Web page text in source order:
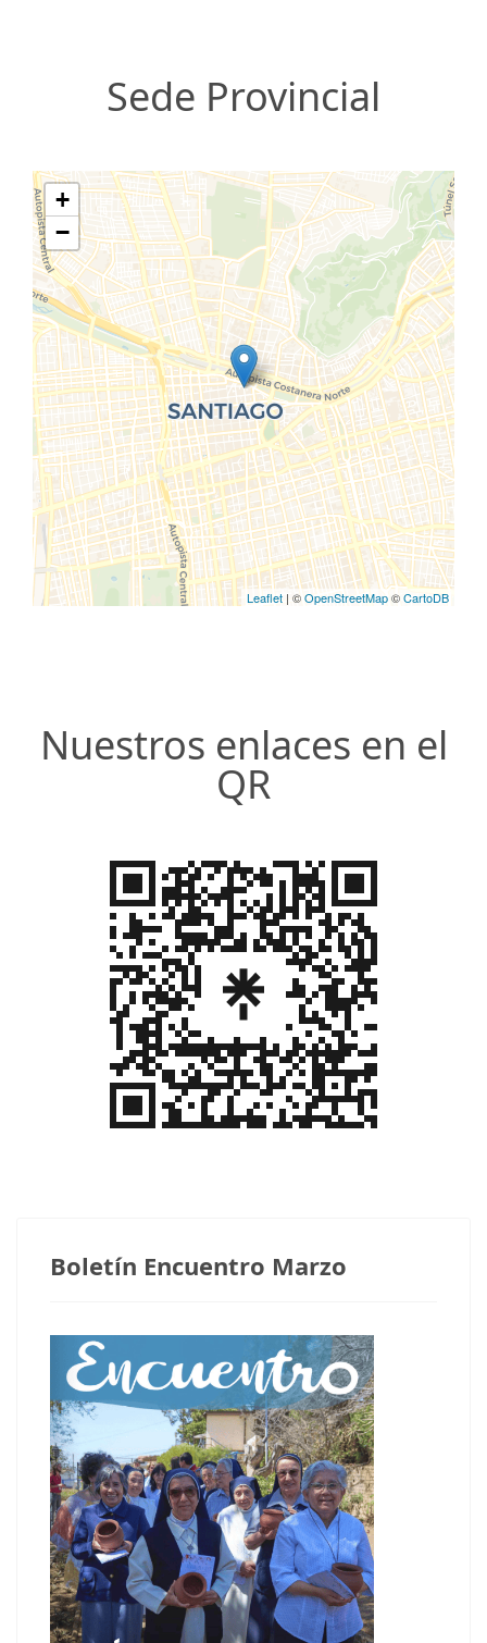
Sede Provincial
+
−
Leaflet | ©OpenStreetMap©CartoDB
Nuestros enlaces en el
QR
Boletín Encuentro Marzo